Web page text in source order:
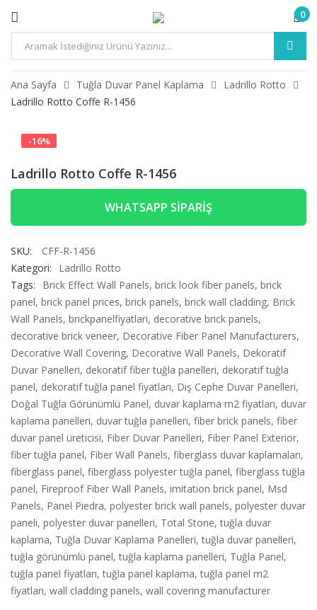
0
Ana Sayfa Tuğla Duvar Panel Kaplama
Ladrillo Rotto
Ladrillo Rotto Coffe R-1456
-16%
Ladrillo Rotto Coffe R-1456
WHATSAPP SIPARIŞ
SKU:
CFF-R-1456
Kategori:
Ladrillo Rotto
Tags:
Brick Effect Wall Panels, brick look fiber panels, brick
panel, brick panel prices, brick panels, brick wall cladding, Brick
Wall Panels, brickpanelfiyatlari, decorative brick panels,
decorative brick veneer, Decorative Fiber Panel Manufacturers,
Decorative Wall Covering, Decorative Wall Panels, Dekoratif
Duvar Panelleri, dekoratif fiber tuğla panelleri, dekoratif tuğla
panel, dekoratif tuğla panel fiyatları, Dış Cephe Duvar Panelleri,
Doğal Tuğla Görünümlü Panel, duvar kaplama m2 fiyatları, duvar
kaplama panelleri, duvar tuğla panelleri, fiber brick panels, fiber
duvar panel üreticisi, Fiber Duvar Panelleri, Fiber Panel Exterior,
fiber tuğla panel, Fiber Wall Panels, fiberglass duvar kaplamaları,
fiberglass panel, fiberglass polyester tuğla panel, fiberglass tuğla
panel, Fireproof Fiber Wall Panels, imitation brick panel, Msd
Panels, Panel Piedra, polyester brick wall panels, polyester duvar
paneli, polyester duvar panelleri, Total Stone,tuğla duvar
kaplama, Tuğla Duvar Kaplama Panelleri,tuğla duvar panelleri,
tuğla görünümlü panel,tuğla kaplama panelleri, Tuğla Panel,
tuğla panel fiyatları,tuğla panel kaplama,tuğla panel m2
fiyatları, wall cladding panels, wall covering manufacturer